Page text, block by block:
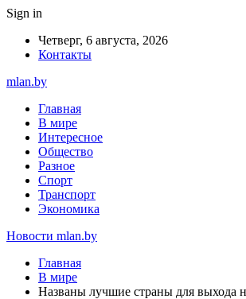
Sign in
Четверг, 6 августа, 2026
Контакты
mlan.by
Главная
В мире
Интересное
Общество
Разное
Спорт
Транспорт
Экономика
Новости mlan.by
Главная
В мире
Названы лучшие страны для выхода